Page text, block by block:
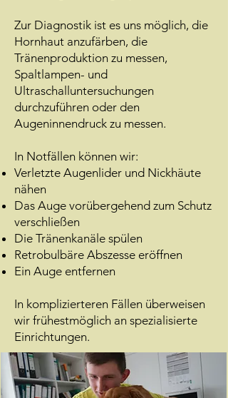
Zur Diagnostik ist es uns möglich, die
Hornhaut anzufärben, die
Tränenproduktion zu messen,
Spaltlampen- und
Ultraschalluntersuchungen
durchzuführen oder den
Augeninnendruck zu messen.
In Notfällen können wir:
Verletzte Augenlider und Nickhäute
nähen
Das Auge vorübergehend zum Schutz
verschließen
Die Tränenkanäle spülen
Retrobulbäre Abszesse eröffnen
Ein Auge entfernen
In komplizierteren Fällen überweisen
wir frühestmöglich an spezialisierte
Einrichtungen.